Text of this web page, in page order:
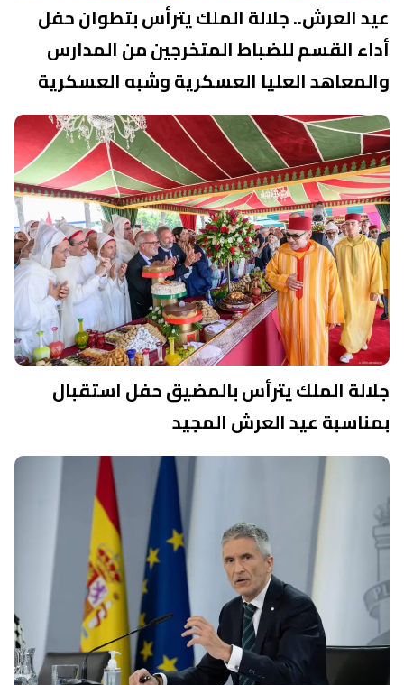
عيد العرش.. جلالة الملك يترأس بتطوان حفل
أداء القسم للضباط المتخرجين من المدارس
والمعاهد العليا العسكرية وشبه العسكرية
جلالة الملك يترأس بالمضيق حفل استقبال
بمناسبة عيد العرش المجيد